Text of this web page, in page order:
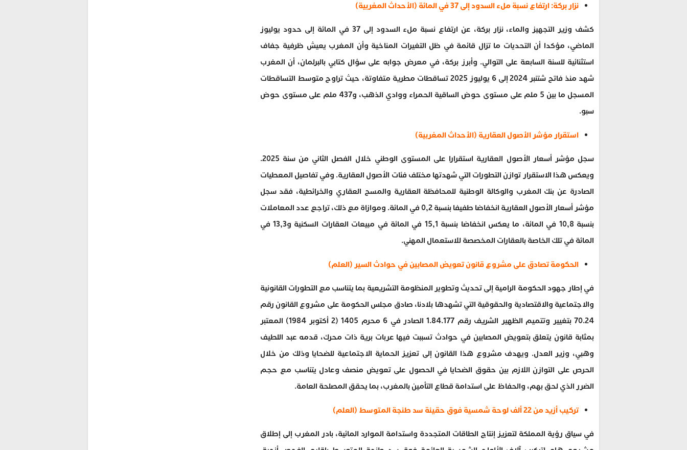
نزار بركة: ارتفاع نسبة ملء السدود إلى 37 في المائة (الأحداث المغربية)
كشف وزير التجهيز والماء، نزار بركة، عن ارتفاع نسبة ملء السدود إلى 37 في المائة إلى حدود يوليوز
الماضي، مؤكدا أن التحديات ما تزال قائمة في ظل التغيرات المناخية وأن المغرب يعيش ظرفية جفاف
استثنائية للسنة السابعة على التوالي. وأبرز بركة، في معرض جوابه على سؤال كتابي بالبرلمان، أن المغرب
شهد منذ فاتح شتنبر 2024 إلى 6 يوليوز 2025 تساقطات مطرية متفاوتة، حيث تراوح متوسط التساقطات
المسجل ما بين 5 ملم على مستوى حوض الساقية الحمراء ووادي الذهب، و437 ملم على مستوى حوض
سبو.
استقرار مؤشر الأصول العقارية (الأحداث المغربية)
سجل مؤشر أسعار الأصول العقارية استقرارا على المستوى الوطني خلال الفصل الثاني من سنة 2025.
ويعكس هذا الاستقرار توازن التطورات التي شهدتها مختلف فئات الأصول العقارية. وفي تفاصيل المعطيات
الصادرة عن بنك المغرب والوكالة الوطنية للمحافظة العقارية والمسح العقاري والخرائطية، فقد سجل
مؤشر أسعار الأصول العقارية انخفاضا طفيفا بنسبة 0,2 في المائة. وموازاة مع ذلك، تراجع عدد المعاملات
بنسبة 10,8 في المائة، ما يعكس انخفاضا بنسبة 15,1 في المائة في مبيعات العقارات السكنية و13,3 في
المائة في تلك الخاصة بالعقارات المخصصة للاستعمال المهني.
الحكومة تصادق على مشروع قانون تعويض المصابين في حوادث السير (العلم)
في إطار جهود الحكومة الرامية إلى تحديث وتطوير المنظومة التشريعية بما يتناسب مع التطورات القانونية
والاجتماعية والاقتصادية والحقوقية التي تشهدها بلادنا، صادق مجلس الحكومة على مشروع القانون رقم
70.24 بتغيير وتتميم الظهير الشريف رقم 1.84.177 الصادر في 6 محرم 1405 (2 أكتوبر 1984) المعتبر
بمثابة قانون يتعلق بتعويض المصابين في حوادث تسببت فيها عربات برية ذات محرك، قدمه عبد اللطيف
وهبي، وزير العدل. ويهدف مشروع هذا القانون إلى تعزيز الحماية الاجتماعية للضحايا وذلك من خلال
الحرص على التوازن اللازم بين حقوق الضحايا في الحصول على تعويض منصف وعادل يتناسب مع حجم
الضرر الذي لحق بهم، والحفاظ على استدامة قطاع التأمين بالمغرب، بما يحقق المصلحة العامة.
تركيب أزيد من 22 ألف لوحة شمسية فوق حقينة سد طنجة المتوسط (العلم)
في سياق رؤية المملكة لتعزيز إنتاج الطاقات المتجددة واستدامة الموارد المائية، بادر المغرب إلى إطلاق